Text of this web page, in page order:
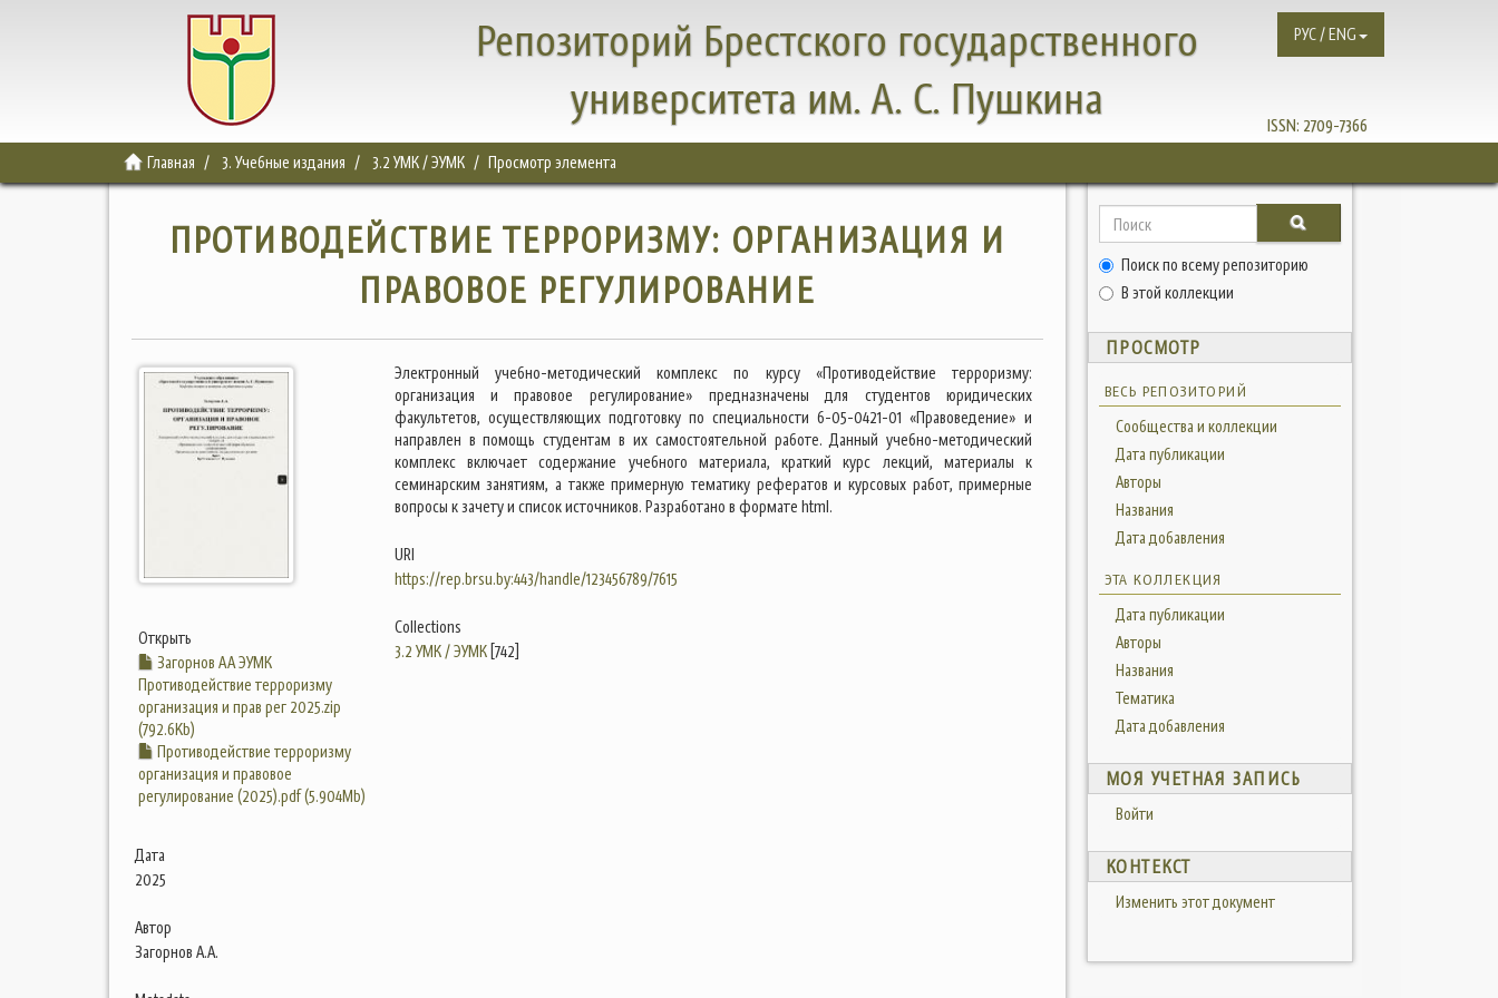
Репозиторий Брестского государственного
университета им. А. С. Пушкина
ISSN: 2709-7366
РУС / ENG
Главная 3. Учебные издания 3.2 УМК / ЭУМК Просмотр элемента
ПРОТИВОДЕЙСТВИЕ ТЕРРОРИЗМУ: ОРГАНИЗАЦИЯ И
ПРАВОВОЕ РЕГУЛИРОВАНИЕ
Открыть
Загорнов АА ЭУМК
Противодействие терроризму
организация и прав рег 2025.zip
(792.6Kb)
Противодействие терроризму
организация и правовое
регулирование (2025).pdf (5.904Mb)
Дата
2025
Автор
Загорнов А.А.
Электронный учебно-методический комплекс по курсу «Противодействие терроризму:
организация и правовое регулирование» предназначены для студентов юридических
факультетов, осуществляющих подготовку по специальности 6-05-0421-01 «Правоведение» и
направлен в помощь студентам в их самостоятельной работе. Данный учебно-методический
комплекс включает содержание учебного материала, краткий курс лекций, материалы к
семинарским занятиям, а также примерную тематику рефератов и курсовых работ, примерные
вопросы к зачету и список источников. Разработано в формате html.
URI
https://rep.brsu.by:443/handle/123456789/7615
Collections
3.2 УМК / ЭУМК[742]
Поиск по всему репозиторию
В этой коллекции
ПРОСМОТР
ВЕСЬ РЕПОЗИТОРИЙ
Сообщества и коллекции
Дата публикации
Авторы
Названия
Дата добавления
ЭТА КОЛЛЕКЦИЯ
Дата публикации
Авторы
Названия
Тематика
Дата добавления
МОЯ УЧЕТНАЯ ЗАПИСЬ
Войти
КОНТЕКСТ
Изменить этот документ